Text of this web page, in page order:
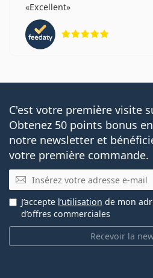
Excellent
C'est votre première visite
Obtenez 50 points bonus
notre newsletter et
votre première commande.
E-mail
Recevoir la
J’accepte l’utilisation de mon
d’offres commerciales